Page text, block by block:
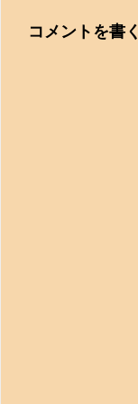
コメントを書く